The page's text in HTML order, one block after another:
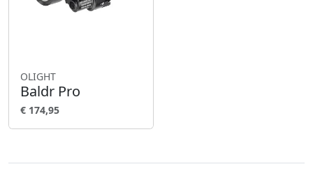
OLIGHT
Baldr Pro
€ 174,95